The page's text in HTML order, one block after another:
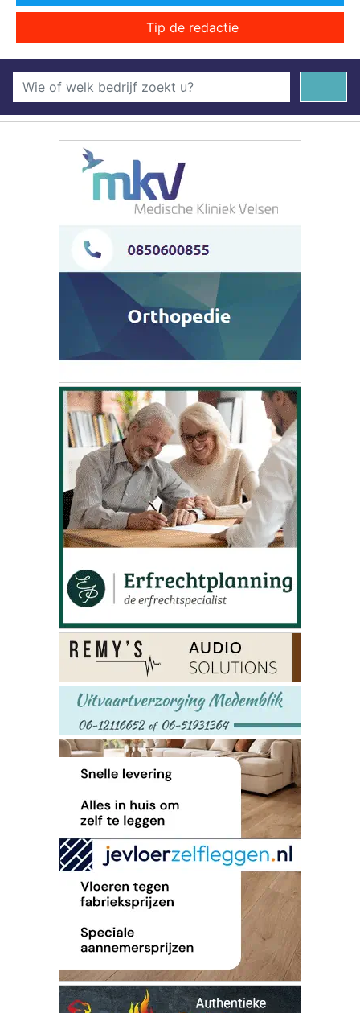
Tip de redactie